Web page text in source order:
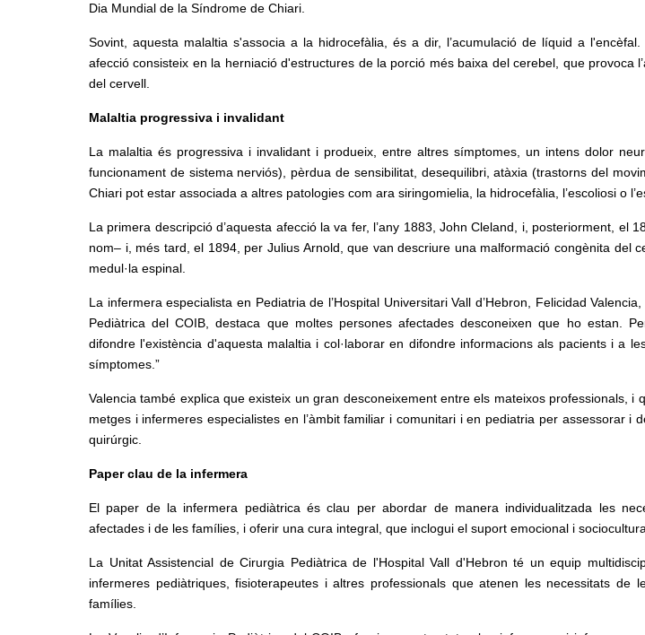
Dia Mundial de la Síndrome de Chiari.
Sovint, aquesta malaltia s'associa a la hidrocefàlia, és a dir, l’acumulació de líquid a
afecció consisteix en la herniació d'estructures de la porció més baixa del cerebel, que provoca
del cervell.
Malaltia progressiva i invalidant
La malaltia és progressiva i invalidant i produeix, entre altres símptomes, un intens dolor
funcionament de sistema nerviós), pèrdua de sensibilitat, desequilibri, atàxia (trastorns del
Chiari pot estar associada a altres patologies com ara siringomielia, la hidrocefàlia, l’escoliosi o
La primera descripció d’aquesta afecció la va fer, l’any 1883, John Cleland, i, posteriorment, el
nom– i, més tard, el 1894, per Julius Arnold, que van descriure una malformació congènita del
medul·la espinal.
La infermera especialista en Pediatria de l’Hospital Universitari Vall d’Hebron, Felicidad
Pediàtrica del COIB, destaca que moltes persones afectades desconeixen que ho estan.
difondre l'existència d'aquesta malaltia i col·laborar en difondre informacions als pacients i a
símptomes.”
Valencia també explica que existeix un gran desconeixement entre els mateixos professionals, i
metges i infermeres especialistes en l’àmbit familiar i comunitari i en pediatria per assessorar i
quirúrgic.
Paper clau de la infermera
El paper de la infermera pediàtrica és clau per abordar de manera individualitzada les
afectades i de les famílies, i oferir una cura integral, que inclogui el suport emocional i
La Unitat Assistencial de Cirurgia Pediàtrica de l'Hospital Vall d'Hebron té un equip
infermeres pediàtriques, fisioterapeutes i altres professionals que atenen les necessitats de
famílies.